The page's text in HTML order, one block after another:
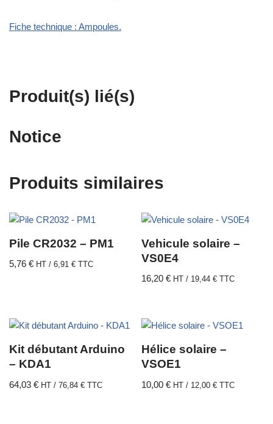
Fiche technique : Ampoules.
Produit(s) lié(s)
Notice
Produits similaires
Pile CR2032 – PM1
5,76 € HT / 6,91 € TTC
Vehicule solaire –
VS0E4
16,20€ HT / 19,44€ TTC
Kit débutant Arduino
– KDA1
64,03 € HT / 76,84 € TTC
Hélice solaire –
VSOE1
10,00€ HT / 12,00€ TTC